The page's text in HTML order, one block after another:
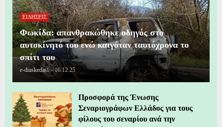
ΕΙΔΗΣΕΙΣ
Φωκίδα: απανθρακώθηκε οδηγός στο
αυτοκίνητό του ενώ καιγόταν ταυτόχρονα το
σπίτι του
e-diaskedasi - 16.12.25
Προσφορά της Ένωσης
Σεναριογράφων Ελλάδος για τους
φίλους του σεναρίου ανά την